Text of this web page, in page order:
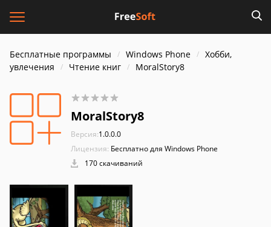
Бесплатные программы Windows Phone
Хобби,
увлечения
Чтение книг MoralStory8
MoralStory8
Версия:1.0.0.0
Лицензия: Бесплатно для Windows Phone
170 скачиваний